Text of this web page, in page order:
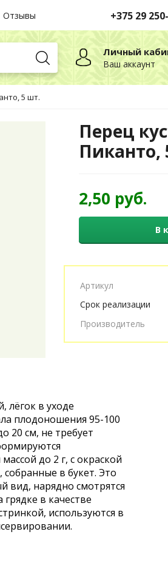
Отзывы +375 29
автоматически
круглосуточно
Личный
Ваш аккаунт
5 шт.
Перец
Пиканто,
2,50 руб.
В
Артикул
Срок реализации
Производитель
лёгок в уходе
плодоношения 95-100
20 см, не требует
до 2 г, с окраской
в букет. Это
вид, нарядно смотрятся
в качестве
используются в